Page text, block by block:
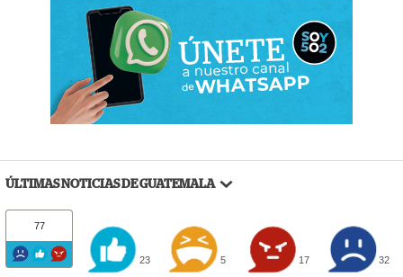
ÚLTIMAS NOTICIAS DE GUATEMALA
77
23 5 17 32